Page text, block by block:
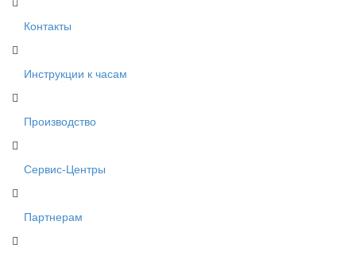
Контакты
Инструкции к часам
Производство
Сервис-Центры
Партнерам